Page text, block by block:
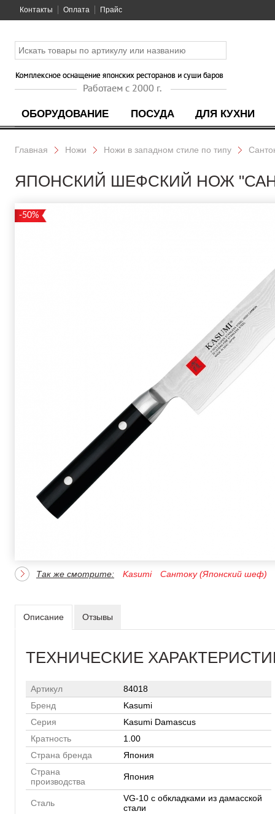
Контакты Оплата Прайс
ОБОРУДОВАНИЕ ПОСУДА ДЛЯ КУХНИ
Главная Ножи Ножи в западном стиле по типу
ЯПОНСКИЙ ШЕФСКИЙ НОЖ
-50%
Так же смотрите: Kasumi Сантоку (Японский шеф)
Описание Отзывы
ТЕХНИЧЕСКИЕ
Артикул
84018
Бренд
Kasumi
Серия
Kasumi Damascus
Кратность
1.00
Страна бренда
Япония
Страна
производства
Япония
Сталь
VG-10 с обкладками из дамасской
стали